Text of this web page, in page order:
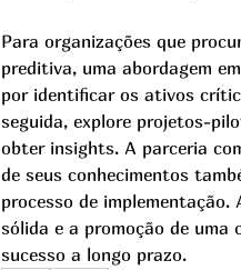
Para organizações que
preditiva, uma abordagem
por identificar os ativos
seguida, explore projetos-
obter insights. A parceria
de seus conhecimentos
processo de
sólida e a promoção de uma
sucesso a longo prazo.